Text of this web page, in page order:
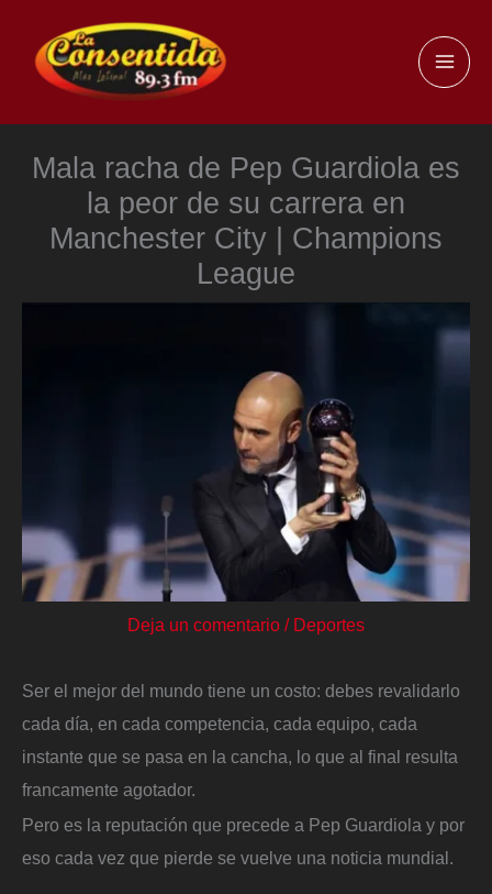
contenido
Mala racha de Pep Guardiola es
la peor de su carrera en
Manchester City | Champions
League
Deja un comentario / Deportes
Ser el mejor del mundo tiene un costo: debes revalidarlo
cada día, en cada competencia, cada equipo, cada
instante que se pasa en la cancha, lo que al final resulta
francamente agotador.
Pero es la reputación que precede a Pep Guardiola y por
eso cada vez que pierde se vuelve una noticia mundial.